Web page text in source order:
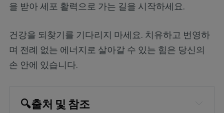
을 받아 세포 활력으로 가는 길을 시작하세요.
건강을 되찾기를 기다리지 마세요. 치유하고 번영하
며 전례 없는 에너지로 살아갈 수 있는 힘은 당신의
손 안에 있습니다.
🔍출처 및 참조